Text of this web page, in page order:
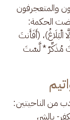
والمتعجرفون
الحكمة:
(أَفَأَنتَ
مُذَكِّرٌ * لَّسْتَ
من الناحيتين:
بالشر،